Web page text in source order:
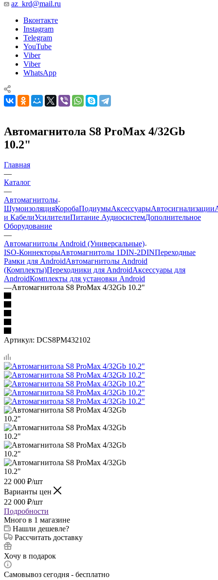
az_krd@mail.ru
Вконтакте
Instagram
Telegram
YouTube
Viber
Viber
WhatsApp
Автомагнитола S8 ProMax 4/32Gb
10.2"
Главная
—
Каталог
—
Автомагнитолы
ШумоизоляцияКоробаПодиумыАксессуарыАвтосигнализации
и КабелиУсилителиПитание АудиосистемДополнительное
Оборудование
—
Автомагнитолы Android (Универсальные)
ISO-КоннекторыАвтомагнитолы 1DIN-2DINПереходные
Рамки для AndroidАвтомагнитолы Android
(Комплекты)Переходники для AndroidАксессуары для
AndroidКомплекты для установки Android
—Автомагнитола S8 ProMax 4/32Gb 10.2"
Артикул: DCS8PM432102
22 000 ₽/шт
Варианты цен
22 000 ₽/шт
Подробности
Много в 1 магазине
Нашли дешевле?
Рассчитать доставку
Хочу в подарок
Самовывоз сегодня - бесплатно